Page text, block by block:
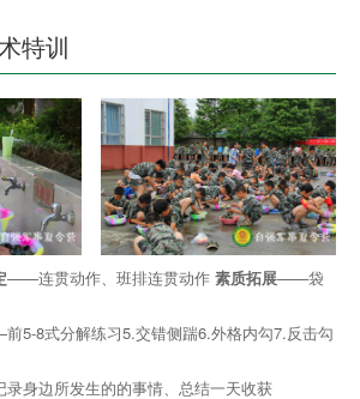
特训
——连贯动作、班排连贯动作 素质拓展——袋
5-8式分解练习5.交错侧踹6.外格内勾7.反击勾
身边所发生的的事情、总结一天收获